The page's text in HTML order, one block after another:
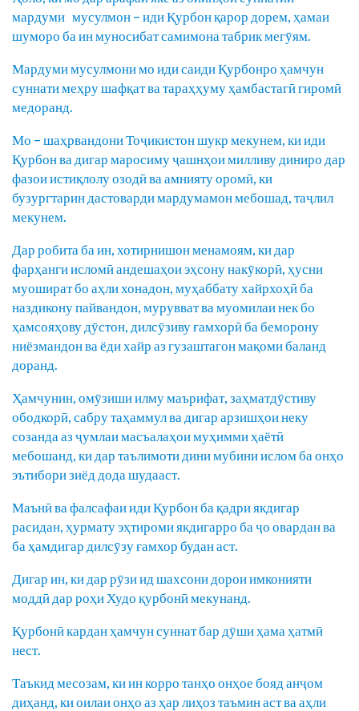
мардуми мусулмон – иди Қурбон қарор дорем, ҳамаи
шуморо ба ин муносибат самимона табрик мегӯям.
Мардуми мусулмони мо иди саиди Қурбонро ҳамчун
суннати меҳру шафқат ва тараҳҳуму ҳамбастагӣ гиромӣ
медоранд.
Мо – шаҳрвандони Тоҷикистон шукр мекунем, ки иди
Қурбон ва дигар маросиму ҷашнҳои милливу диниро дар
фазои истиқлолу озодӣ ва амнияту оромӣ, ки
бузургтарин дастоварди мардумамон мебошад, таҷлил
мекунем.
Дар робита ба ин, хотирнишон менамоям, ки дар
фарҳанги исломӣ андешаҳои эҳсону накӯкорӣ, ҳусни
муошират бо аҳли хонадон, муҳаббату хайрхоҳӣ ба
наздикону пайвандон, мурувват ва муомилаи нек бо
ҳамсояҳову дӯстон, дилсӯзиву ғамхорӣ ба беморону
ниёзмандон ва ёди хайр аз гузаштагон мақоми баланд
доранд.
Ҳамчунин, омӯзиши илму маърифат, заҳматдӯстиву
ободкорӣ, сабру таҳаммул ва дигар арзишҳои неку
созанда аз ҷумлаи масъалаҳои муҳимми ҳаётӣ
мебошанд, ки дар таълимоти дини мубини ислом ба онҳо
эътибори зиёд дода шудааст.
Маънӣ ва фалсафаи иди Қурбон ба қадри якдигар
расидан, ҳурмату эҳтироми якдигарро ба ҷо овардан ва
ба ҳамдигар дилсӯзу ғамхор будан аст.
Дигар ин, ки дар рӯзи ид шахсони дорои имконияти
моддӣ дар роҳи Худо қурбонӣ мекунанд.
Қурбонӣ кардан ҳамчун суннат бар дӯши ҳама ҳатмӣ
нест.
Таъкид месозам, ки ин корро танҳо онҳое бояд анҷом
диҳанд, ки оилаи онҳо аз ҳар лиҳоз таъмин аст ва аҳли